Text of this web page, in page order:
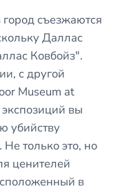
съезжаются
Даллас
Ковбойз".
с другой
Museum at
вы
убийству
только это, но
ценителей
в